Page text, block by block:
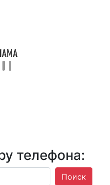
телефона:
Поиск